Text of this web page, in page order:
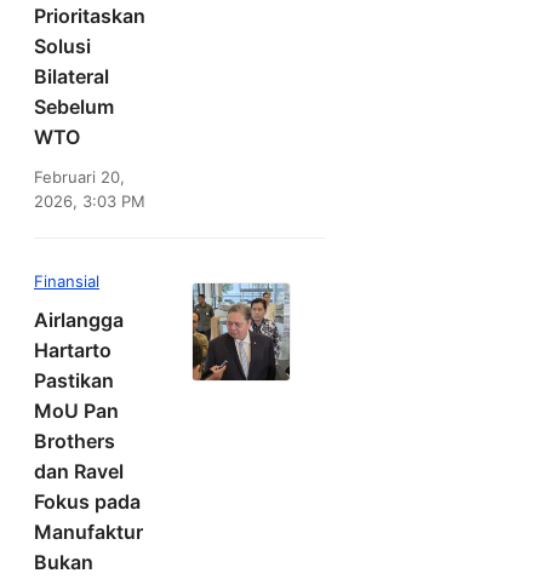
Prioritaskan
Solusi
Bilateral
Sebelum
WTO
Februari 20,
2026, 3:03 PM
Finansial
Airlangga
Hartarto
Pastikan
MoU Pan
Brothers
dan Ravel
Fokus pada
Manufaktur
Bukan